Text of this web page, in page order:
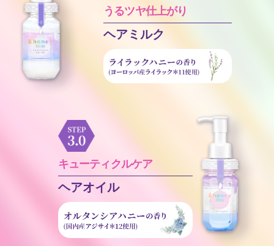
うるツヤ仕上がり
ヘアミルク
キューティクルケア
ヘアオイル